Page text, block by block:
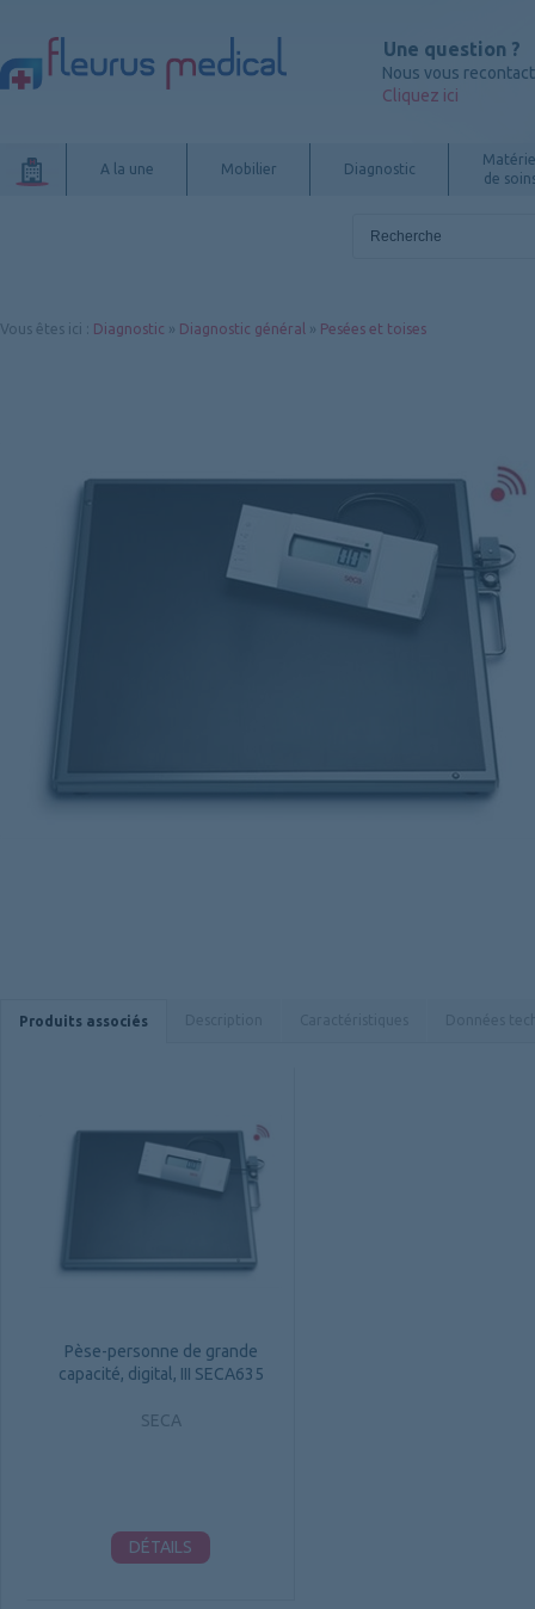
Une question ?
Nous vous
Cliquez ici
A la une Mobilier Diagnostic
de
Vous êtes ici Diagnostic » Diagnostic général » Pesées et toises
Produits associés
Pèse-personne de grande
capacité, digital, III SECA635
SECA
DÉTAILS